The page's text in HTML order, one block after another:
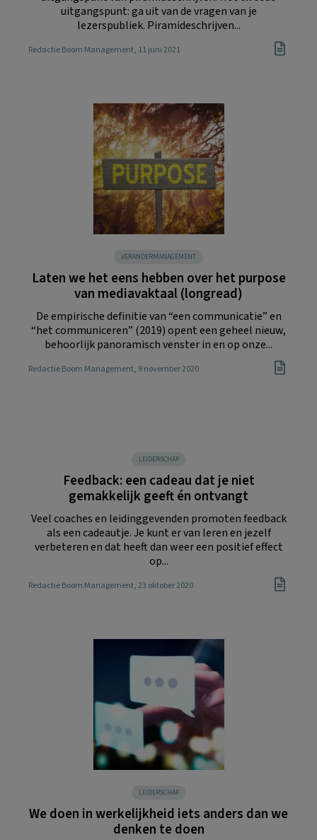
uitgangspunt: ga uit van de vragen van je
lezerspubliek. Piramideschrijven...
Redactie Boom Management, 11 juni 2021
VERANDERMANAGEMENT
Laten we het eens hebben over het purpose
van mediavaktaal (longread)
De empirische definitie van “een communicatie” en
“het communiceren” (2019) opent een geheel nieuw,
behoorlijk panoramisch venster in en op onze...
Redactie Boom Management, 9 november 2020
LEIDERSCHAP
Feedback: een cadeau dat je niet
gemakkelijk geeft én ontvangt
Veel coaches en leidinggevenden promoten feedback
als een cadeautje. Je kunt er van leren en jezelf
verbeteren en dat heeft dan weer een positief effect
op...
Redactie Boom Management, 23 oktober 2020
LEIDERSCHAP
We doen in werkelijkheid iets anders dan we
denken te doen